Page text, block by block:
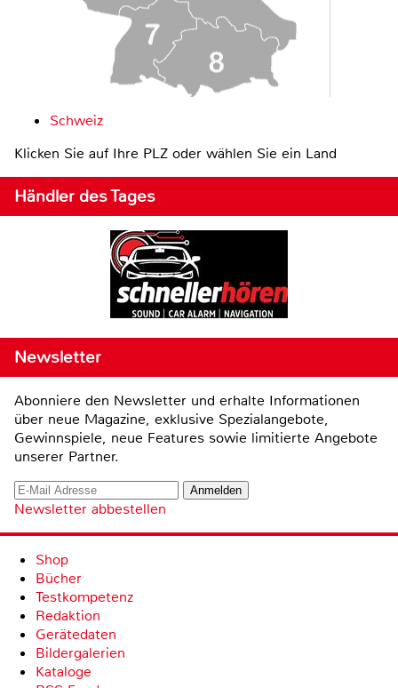
Schweiz
Klicken Sie auf Ihre PLZ oder wählen Sie ein Land
Händler des Tages
Newsletter
Abonniere den Newsletter und erhalte Informationen
über neue Magazine, exklusive Spezialangebote,
Gewinnspiele, neue Features sowie limitierte Angebote
unserer Partner.
Newsletter abbestellen
Shop
Bücher
Testkompetenz
Redaktion
Gerätedaten
Bildergalerien
Kataloge